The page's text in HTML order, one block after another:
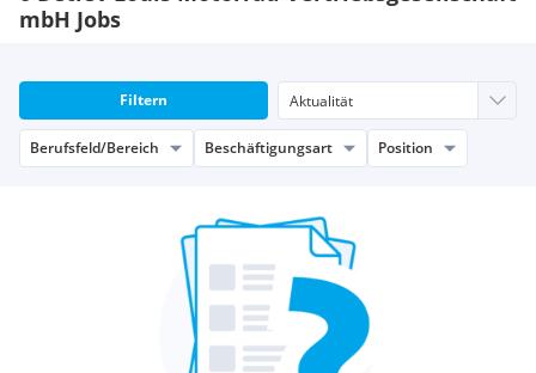
mbH Jobs
Filtern
Berufsfeld/Bereich Beschäftigungsart Position